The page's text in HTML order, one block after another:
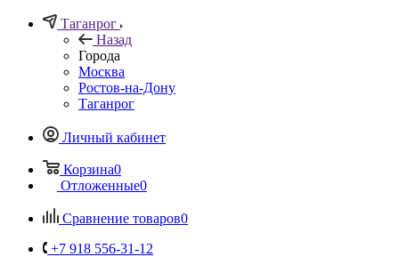
Таганрог
Назад
Города
Москва
Ростов-на-Дону
Таганрог
Личный кабинет
Корзина0
Отложенные0
Сравнение товаров0
+7 918 556-31-12